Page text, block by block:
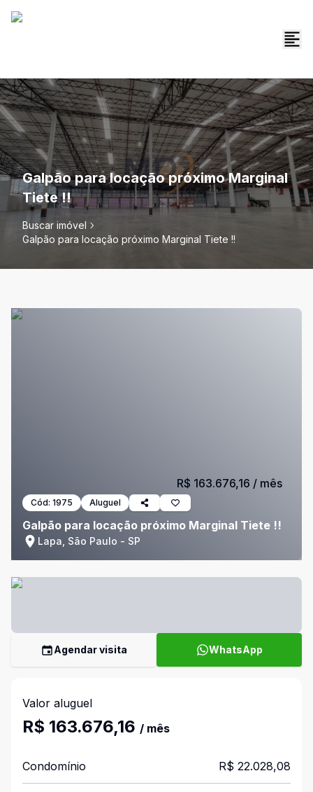
Galpão para locação próximo Marginal
Tiete !!
Buscar imóvel
Galpão para locação próximo Marginal Tiete !!
Cód: 1975 Aluguel
Galpão para locação próximo Marginal Tiete !!
Lapa, São Paulo - SP
R$ 163.676,16 / mês
Agendar visita WhatsApp
Valor aluguel
R$ 163.676,16 / mês
Condomínio R$ 22.028,08